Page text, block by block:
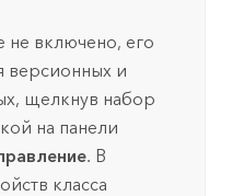
не включено, его
версионных и
щелкнув набор
на панели
. В
класса